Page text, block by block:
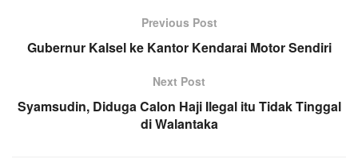
Previous Post
Gubernur Kalsel ke Kantor Kendarai Motor Sendiri
Next Post
Syamsudin, Diduga Calon Haji Ilegal itu Tidak Tinggal
di Walantaka